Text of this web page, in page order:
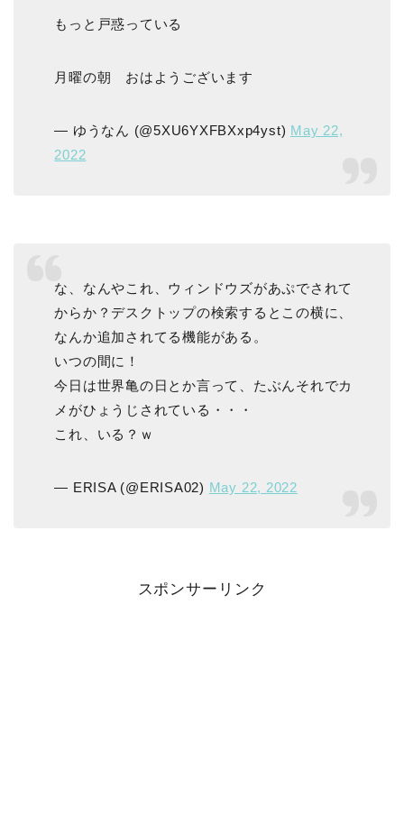
もっと戸惑っている
月曜の朝 おはようございます
— ゆうなん (@5XU6YXFBXxp4yst) May 22,
2022
な、なんやこれ、ウィンドウズがあぷでされて
からか？デスクトップの検索するとこの横に、
なんか追加されてる機能がある。
いつの間に！
今日は世界亀の日とか言って、たぶんそれでカ
メがひょうじされている・・・
これ、いる？ｗ
— ERISA (@ERISA02) May 22, 2022
スポンサーリンク